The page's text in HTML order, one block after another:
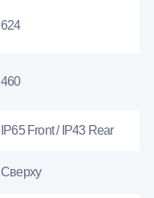
624
460
IP65 Front / IP43 Rear
Сверху